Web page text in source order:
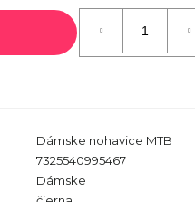
Dámske nohavice MTB
7325540995467
Dámske